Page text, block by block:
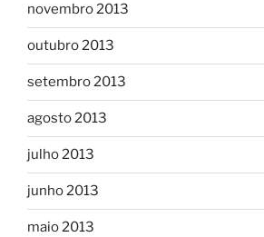
novembro 2013
outubro 2013
setembro 2013
agosto 2013
julho 2013
junho 2013
maio 2013